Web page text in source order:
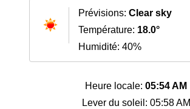
Prévisions: Clear sky
Température: 18.0°
Humidité: 40%
Heure locale: 05:54 AM
Lever du soleil: 05:58 AM